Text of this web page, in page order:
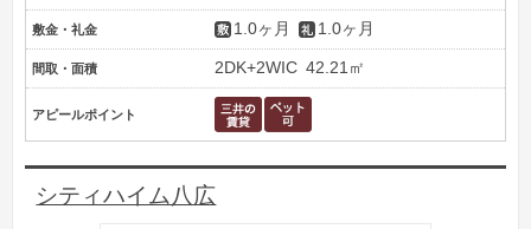
敷金・礼金 1.0ヶ月 1.0ヶ月
間取・面積 2DK+2WIC 42.21㎡
アピールポイント
シティハイム八広